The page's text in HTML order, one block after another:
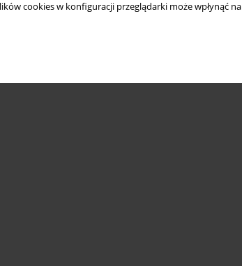
cookies w konfiguracji przeglądarki może wpłynąć na